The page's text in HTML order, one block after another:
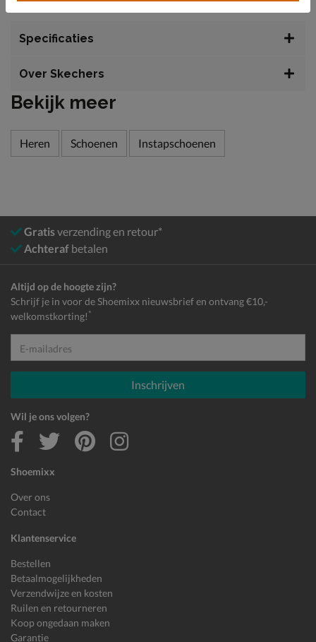
Specificaties
Over Skechers
Bekijk meer
Heren Schoenen Instapschoenen
Gratisverzending en retour*
Achteraf betalen
Shoemixx
Over ons
Contact
Klantenservice
Bestellen
Betaalmogelijkheden
Verzendwijze en kosten
Ruilen en retourneren
Koop ongedaan maken
Garantie
Altijd op de hoogte zijn?
Schrijf je in voor de Shoemixx nieuwsbrief en ontvang €10,-
welkomstkorting! *
E-mailadres
Inschrijven
Wil je ons volgen?